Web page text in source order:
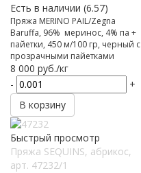
Есть в наличии (6.57)
Пряжа MERINO PAIL/Zegna
Baruffa, 96% меринос, 4% па +
пайетки, 450 м/100 гр, черный с
прозрачными пайетками
8 000 руб./кг
-
+
В корзину
Быстрый просмотр
Пряжа SEQUINS, абрикос,
арт. 47232/1